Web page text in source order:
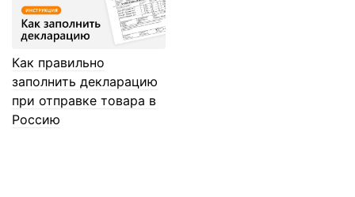
Как правильно
заполнить декларацию
при отправке товара в
Россию